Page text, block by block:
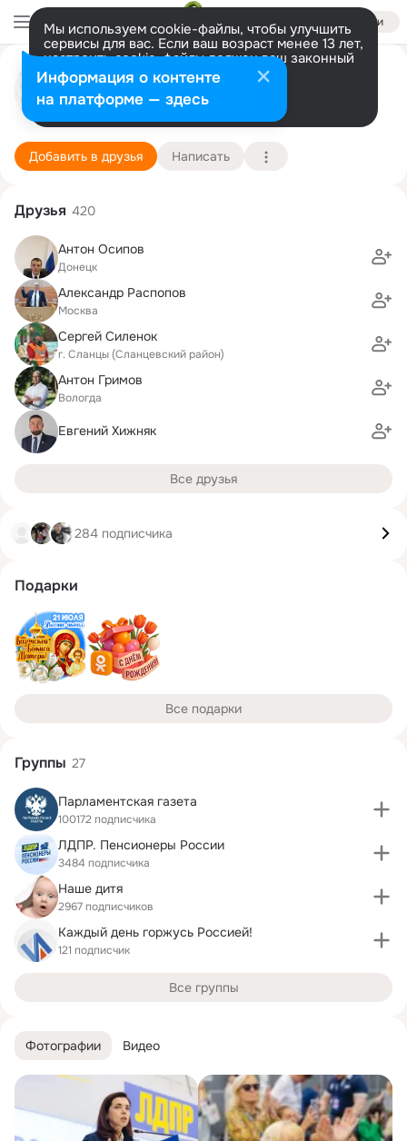
Войти
Мы используем cookie-файлы, чтобы улучшить
сервисы для вас. Если ваш возраст менее 13 лет,
настроить cookie-файлы должен ваш законный
представитель. Больше информации
Разрешить все Настроить
Мария Воропаева
Москва 8 ноября (39 лет)
Подробнее
Добавить в друзья Написать
Фотографии Видео
Друзья 420
Антон Осипов
Донецк
Александр Распопов
Москва
Сергей Силенок
г. Сланцы (Сланцевский район)
Антон Гримов
Вологда
Евгений Хижняк
Все друзья
284 подписчика
Подарки
Все подарки
Группы 27
Парламентская газета
100172 подписчика
ЛДПР. Пенсионеры России
3484 подписчика
Наше дитя
2967 подписчиков
Каждый день горжусь Россией!
121 подписчик
Все группы
Информация о контенте
на платформе — здесь